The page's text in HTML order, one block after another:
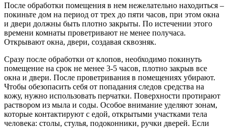
После обработки помещения в нем нежелательно находиться –
покиньте дом на период от трех до пяти часов, при этом окна
и двери должны быть плотно закрыты. По истечении этого
времени комнаты проветривают не менее получаса.
Открывают окна, двери, создавая сквозняк.
Сразу после обработки от клопов, необходимо покинуть
помещение на срок не менее 3-5 часов, плотно закрыв все
окна и двери. После проветривания в помещениях убирают.
Чтобы обезопасить себя от попадания следов средства на
кожу, нужно использовать перчатки. Поверхности протирают
раствором из мыла и соды. Особое внимание уделяют зонам,
которые контактируют с едой, открытыми участками тела
человека: столы, стулья, подоконники, ручки дверей. Если